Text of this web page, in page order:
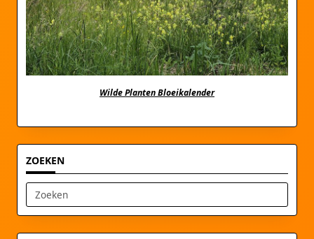
Wilde Planten Bloeikalender
ZOEKEN
Zoek
naar: